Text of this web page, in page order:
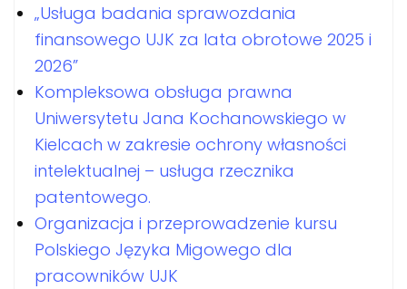
„Usługa badania sprawozdania
finansowego UJK za lata obrotowe 2025 i
2026”
Kompleksowa obsługa prawna
Uniwersytetu Jana Kochanowskiego w
Kielcach w zakresie ochrony własności
intelektualnej – usługa rzecznika
patentowego.
Organizacja i przeprowadzenie kursu
Polskiego Języka Migowego dla
pracowników UJK